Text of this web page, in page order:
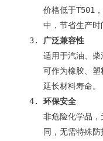
价格低于T501
中，节省生产时
广泛兼容性
适用于汽油、
可作为橡胶、
延长材料寿命。
环保安全
非危险化学品，
同，无需特殊防